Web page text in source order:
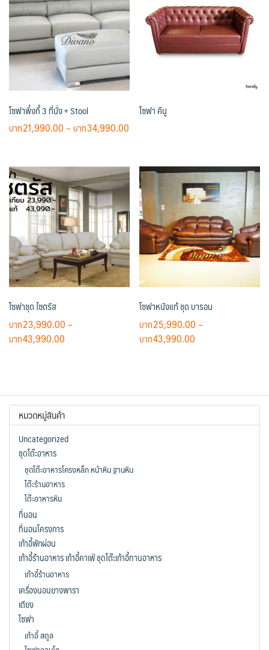
โซฟาพิ้งกี้ 3 ที่นั่ง + Stool
21,990.00– 34,990.00
through
฿34,990.00
has
multiple
variants.
options
may
be
chosen
on
the
product
page
โซฟา คีนู
โซฟาชุด ไซตรัส
23,990.00–
43,990.00
฿43,990.00
variants.
The
options
may
chosen
the
product
page
โซฟาหนังแท้ ชุด บารอน
25,990.00–
43,990.00
฿43,990.00
The
หมวดหมู่สินค้า
Uncategorized
ชุดโต๊ะอาหาร
ชุดโต๊ะอาหารโครงหล็ก หน้าหิน ฐานหิน
โต๊ะร้านอาหาร
โต๊ะอาหารหิน
ที่นอน
ที่นอนโครงการ
เก้าอี้พักผ่อน
เก้าอี้ร้านอาหาร เก้าอี้คาเฟ่ ชุดโต๊ะเก้าอี้ทานอาหาร
เก้าอี้ร้านอาหาร
เครื่องนอนยางพารา
เตียง
โซฟา
เก้าอี้ สตูล